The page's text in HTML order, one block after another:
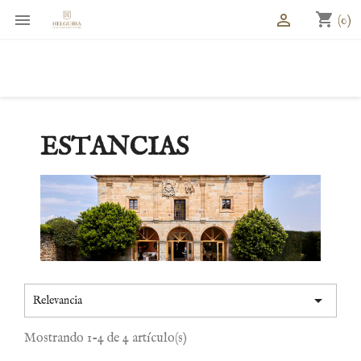
 shopping_cart (0)

ESTANCIAS
Relevancia 
Mostrando 1-4 de 4 artículo(s)